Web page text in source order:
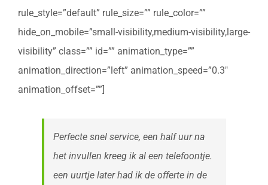
rule_style=”default” rule_size=”” rule_color=””
hide_on_mobile=”small-visibility,medium-visibility,large-
visibility” class=”” id=”” animation_type=””
animation_direction=”left” animation_speed=”0.3″
animation_offset=””]
Perfecte snel service, een half uur na
het invullen kreeg ik al een telefoontje.
een uurtje later had ik de offerte in de